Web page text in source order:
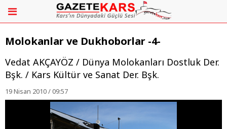
Molokanlar ve Dukhoborlar -4-
Vedat AKÇAYÖZ / Dünya Molokanları Dostluk Der.
Bşk. / Kars Kültür ve Sanat Der. Bşk.
19 Nisan 2010 / 09:57